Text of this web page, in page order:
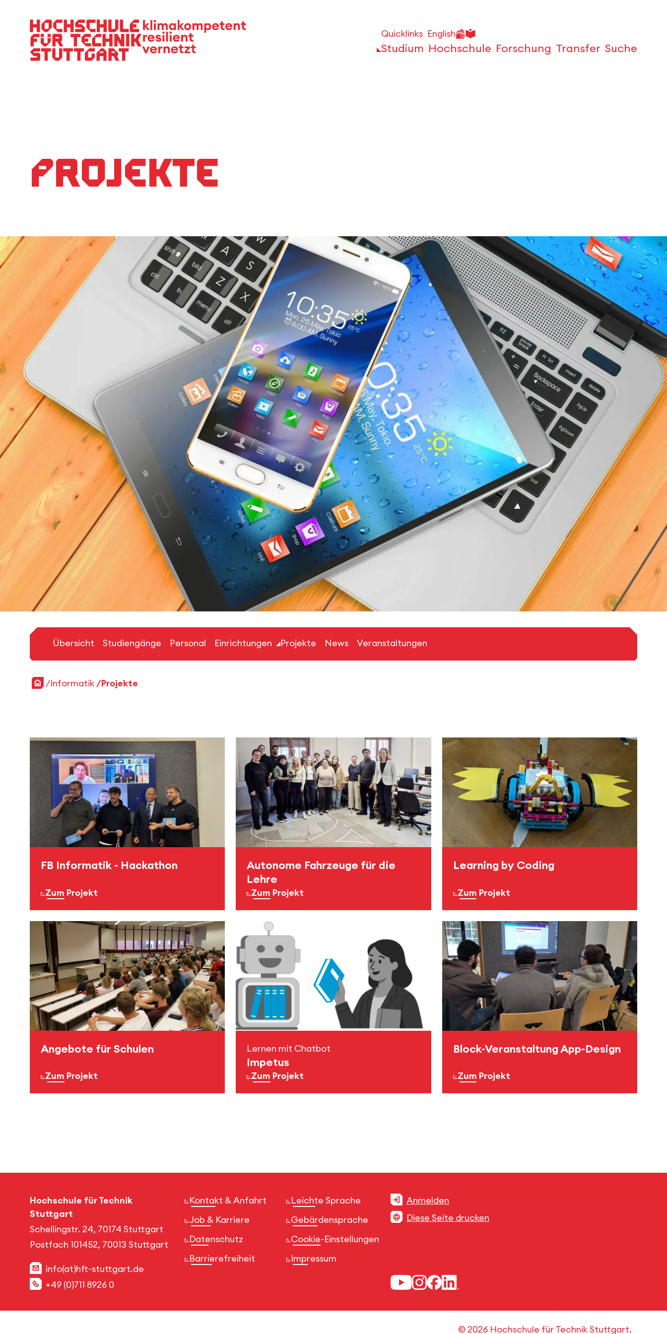
Hauptnavigation
Quicklinks English
Studium Hochschule Forschung Transfer Suche
Projekte
Übersicht Studiengänge Personal Einrichtungen Projekte News Veranstaltungen
Startseite
Informatik Projekte
FB Informatik - Hackathon
Zum Projekt
Autonome Fahrzeuge für die
Lehre
Zum Projekt
Learning by Coding
Zum Projekt
Angebote für Schulen
Zum Projekt
Lernen mit Chatbot
Impetus
Zum Projekt
Block-Veranstaltung App-Design
Zum Projekt
Hochschule für Technik
Stuttgart
Schellingstr. 24, 70174 Stuttgart
Postfach 101452, 70013 Stuttgart
info(at)hft-stuttgart.de
+49 (0)711 8926 0
Kontakt & Anfahrt
Job & Karriere
Datenschutz
Barrierefreiheit
Leichte Sprache
Gebärdensprache
Cookie-Einstellungen
Impressum
Anmelden
Diese Seite drucken
© 2026 Hochschule für Technik Stuttgart.